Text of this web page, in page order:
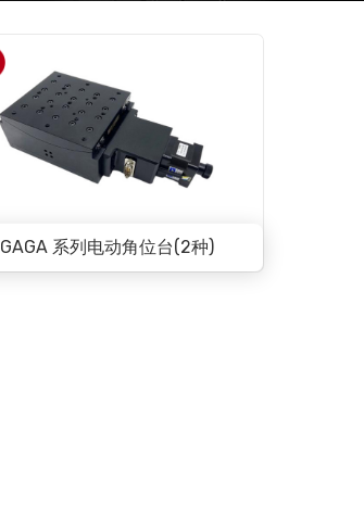
GAGA 系列电动角位台(2种)